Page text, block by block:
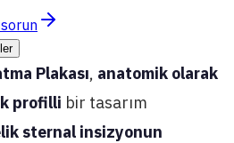
Plakası, anatomik olarak
profilli bir tasarım
sternal insizyonun